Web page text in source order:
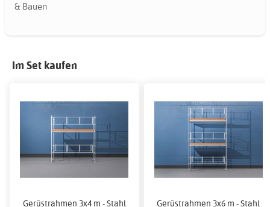
& Bauen
Im Set kaufen
Gerüstrahmen 3x4 m - Stahl Gerüstrahmen 3x6 m - Stahl